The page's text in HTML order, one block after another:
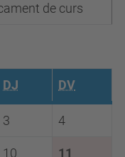
de curs
DJ DV
3 4
10 11